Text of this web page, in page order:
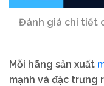
Đánh giá chi tiết
Mỗi hãng sản xuất
mạnh và đặc trưng